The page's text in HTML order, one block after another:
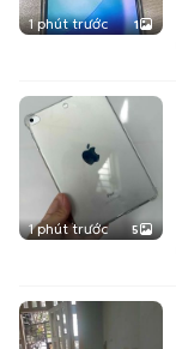
1 phút trước 1
1 phút trước 5